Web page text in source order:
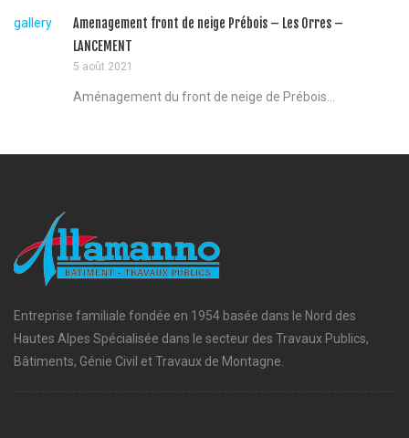
gallery
Amenagement front de neige Prébois – Les Orres –
LANCEMENT
5 août 2021
Aménagement du front de neige de Prébois...
Entreprise familiale fondée en 1954 basée dans le Nord des
Hautes Alpes Spécialisée dans le secteur des Travaux Publics,
Bâtiments, Génie Civil et Travaux de Montagne.